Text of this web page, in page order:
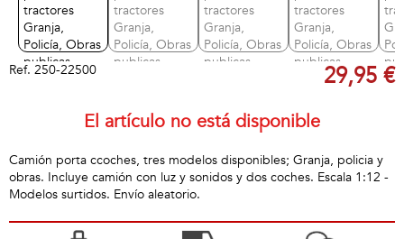
Ref. 250-22500 29,95 €
El artículo no está disponible
Camión porta ccoches, tres modelos disponibles; Granja, policia y
obras. Incluye camión con luz y sonidos y dos coches. Escala 1:12 -
Modelos surtidos. Envío aleatorio.